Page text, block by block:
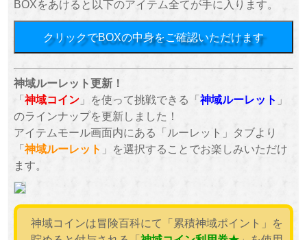
BOXをあけると以下のアイテム全てが手に入ります。
クリックでBOXの中身をご確認いただけます
神域ルーレット更新！
「神域コイン」を使って挑戦できる「神域ルーレット 」
のラインナップを更新しました！
アイテムモール画面内にある「ルーレット」タブより
「神域ルーレット 」を選択することでお楽しみいただけ
ます。
神域コインは冒険百科にて「累積神域ポイント」を